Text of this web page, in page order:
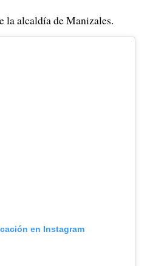
la alcaldía de Manizales.
en Instagram